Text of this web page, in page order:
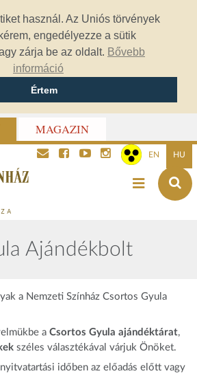
használ. Az Uniós törvények
engedélyezze a sütik
zárja be az oldalt. Bővebb
információ
Értem
MAGAZIN
EN HU
Ajándékbolt
a Nemzeti Színház Csortos Gyula
a Csortos Gyula ajándéktárat,
széles választékával várjuk Önöket.
időben az előadás előtt vagy